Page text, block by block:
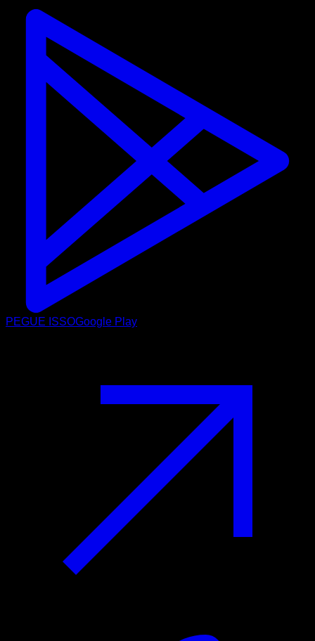
PEGUE ISSOGoogle Play